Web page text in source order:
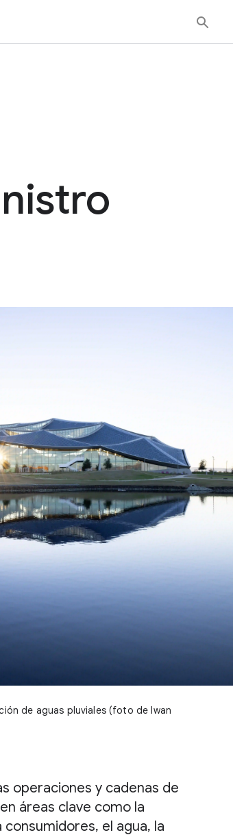
de aguas pluviales (foto de Iwan
operaciones y cadenas de
áreas clave como la
el agua, la